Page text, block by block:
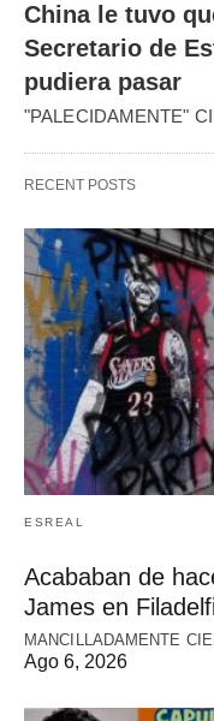
China le tuvo
Secretario de
pudiera pasar
"PALECIDAMENTE"
RECENT POSTS
ESREAL
Acababan de
James en
MANCILLADAMENTE
Ago 6, 2026